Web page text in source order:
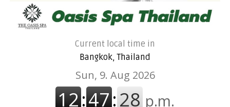
Current local time in
Bangkok, Thailand